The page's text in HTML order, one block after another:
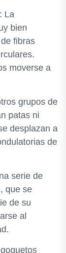
La
bien
fibras
moverse a
grupos de
patas ni
desplazan a
de
serie de
que se
de su
al